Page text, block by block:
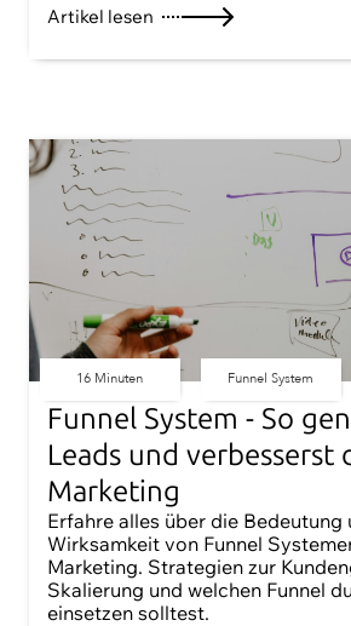
Artikel lesen
16 Minuten Funnel System
Funnel System - So
Leads und verbesserst
Marketing
Erfahre alles über die Bedeutung
Wirksamkeit von Funnel
Marketing. Strategien zur
Skalierung und welchen Funnel
einsetzen solltest.